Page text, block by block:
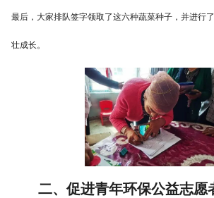
最后，大家排队签字领取了这六种蔬菜种子，并进行
壮成长。
二、促进青年环保公益志愿